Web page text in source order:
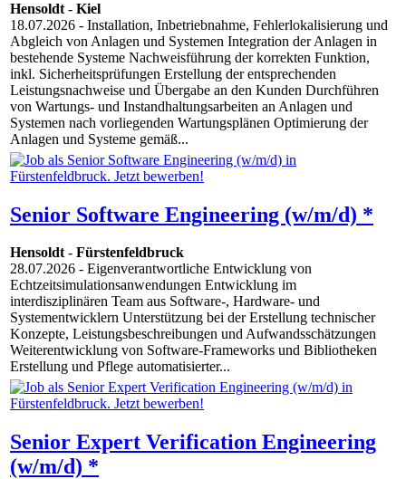
Hensoldt- Kiel
18.07.2026 - Installation, Inbetriebnahme, Fehlerlokalisierung und
Abgleich von Anlagen und Systemen Integration der Anlagen in
bestehende Systeme Nachweisführung der korrekten Funktion,
inkl. Sicherheitsprüfungen Erstellung der entsprechenden
Leistungsnachweise und Übergabe an den Kunden Durchführen
von Wartungs- und Instandhaltungsarbeiten an Anlagen und
Systemen nach vorliegenden Wartungsplänen Optimierung der
Anlagen und Systeme gemäß...
Senior Software Engineering (w/m/d) *
Hensoldt- Fürstenfeldbruck
28.07.2026 - Eigenverantwortliche Entwicklung von
Echtzeitsimulationsanwendungen Entwicklung im
interdisziplinären Team aus Software-, Hardware- und
Systementwicklern Unterstützung bei der Erstellung technischer
Konzepte, Leistungsbeschreibungen und Aufwandsschätzungen
Weiterentwicklung von Software-Frameworks und Bibliotheken
Erstellung und Pflege automatisierter...
Senior Expert Verification Engineering
(w/m/d) *